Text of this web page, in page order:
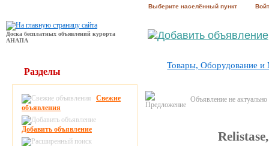
Выберите населённый пункт
Доска бесплатных объявлений курорта
АНАПА
Товары, Оборудование и
Объявление не
Разделы
Свежие
объявления
Добавить объявление